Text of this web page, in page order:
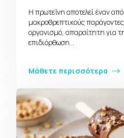
Η πρωτεΐνη αποτελεί έναν
μακροθρεπτικούς
οργανισμό, απαραίτητη για
επιδιόρθωση…
Μάθετε περισσότερα